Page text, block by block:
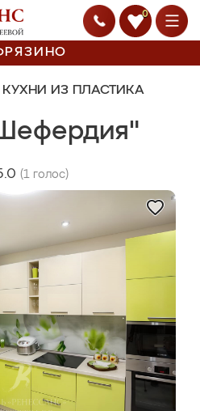
0
КУХНИ ИЗ ПЛАСТИКА
(1 голос)